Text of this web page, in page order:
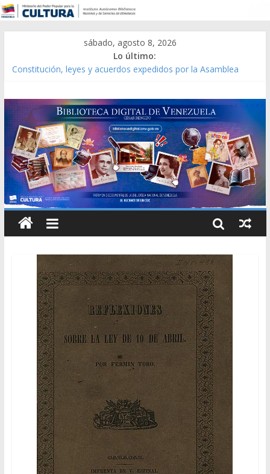
sábado, agosto 8, 2026
Lo último:
Constitución, leyes y acuerdos expedidos por la Asamblea
Modesta Bor Sánchez [material gráfico]
Gaceta Oficial de la República de Venezuela año CXXXIII Mes V,
Caracas 09 de marzo de 2006 N° 38.394
Catálogo temático de obras de Modesta Bor